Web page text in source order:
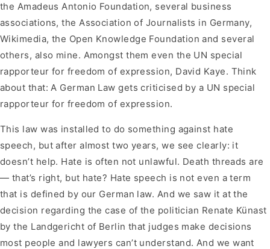
the Amadeus Antonio Foundation, several business
associations, the Association of Journalists in Germany,
Wikimedia, the Open Knowledge Foundation and several
others, also mine. Amongst them even the UN special
rapporteur for freedom of expression, David Kaye. Think
about that: A German Law gets criticised by a UN special
rapporteur for freedom of expression.
This law was installed to do something against hate
speech, but after almost two years, we see clearly: it
doesn’t help. Hate is often not unlawful. Death threads are
— that’s right, but hate? Hate speech is not even a term
that is defined by our German law. And we saw it at the
decision regarding the case of the politician Renate Künast
by the Landgericht of Berlin that judges make decisions
most people and lawyers can’t understand. And we want